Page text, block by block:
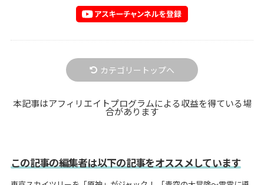
カテゴリートップへ
本記事はアフィリエイトプログラムによる収益を得ている場
合があります
この記事の編集者は以下の記事をオススメしています